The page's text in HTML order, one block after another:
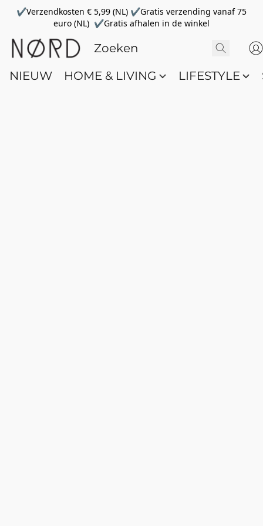
✔Verzendkosten € 5,99 (NL) ✔Gratis verzending vanaf 75
euro (NL) ✔Gratis afhalen in de winkel
NIEUW HOME & LIVING LIFESTYLE